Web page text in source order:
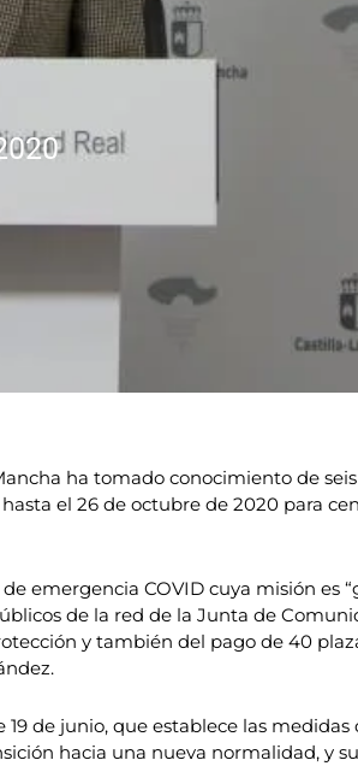
ha tomado conocimiento de
el 26 de octubre de 2020 para
emergencia COVID cuya misión es
de la red de la Junta de
y también del pago de 40
de junio, que establece las medidas
hacia una nueva normalidad, y